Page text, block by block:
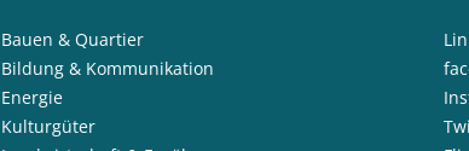
Bauen & Quartier
Bildung & Kommunikation
Energie
Kulturgüter